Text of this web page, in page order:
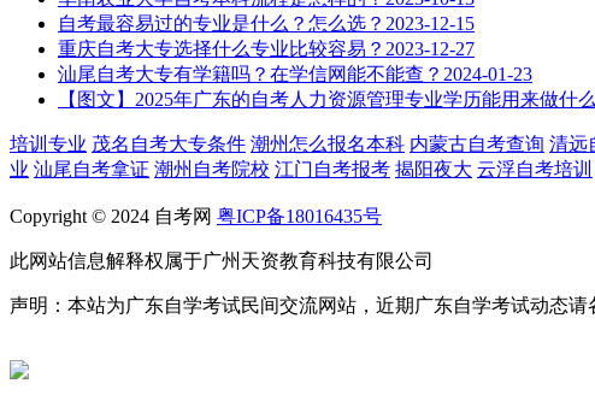
自考最容易过的专业是什么？怎么选？ 2023-12-15
重庆自考大专选择什么专业比较容易？ 2023-12-27
汕尾自考大专有学籍吗？在学信网能不能查？ 2024-01-23
【图文】2025年广东的自考人力资源管理专业学历能用来做什
培训专业 茂名自考大专条件 潮州怎么报名本科 内蒙古自考查询 清远
业 汕尾自考拿证 潮州自考院校 江门自考报考 揭阳夜大 云浮自考培训
Copyright © 2024 自考网 粤ICP备18016435号
此网站信息解释权属于广州天资教育科技有限公司
声明：本站为广东自学考试民间交流网站，近期广东自学考试动态